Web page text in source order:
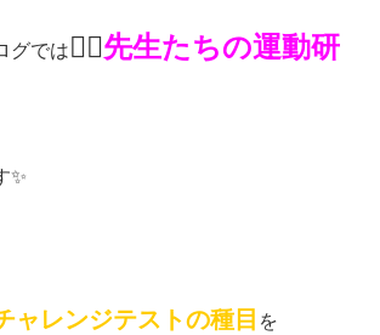
グでは🏃‍♂️先生たちの運動研
✨
ャレンジテストの種目 を